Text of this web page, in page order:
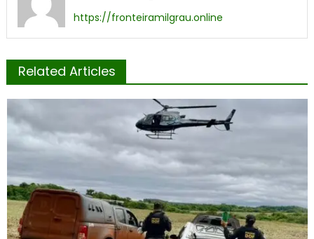
https://fronteiramilgrau.online
Related Articles